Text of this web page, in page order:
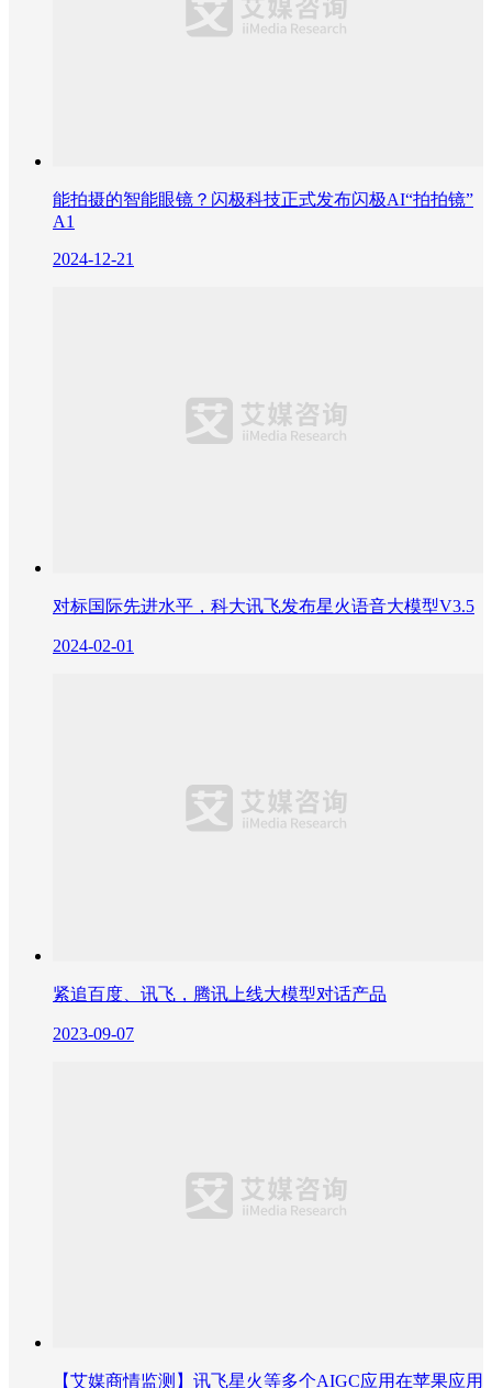
能拍摄的智能眼镜？闪极科技正式发布闪极AI“拍拍镜”
A1
2024-12-21
对标国际先进水平，科大讯飞发布星火语音大模型V3.5
2024-02-01
紧追百度、讯飞，腾讯上线大模型对话产品
2023-09-07
【艾媒商情监测】讯飞星火等多个AIGC应用在苹果应用